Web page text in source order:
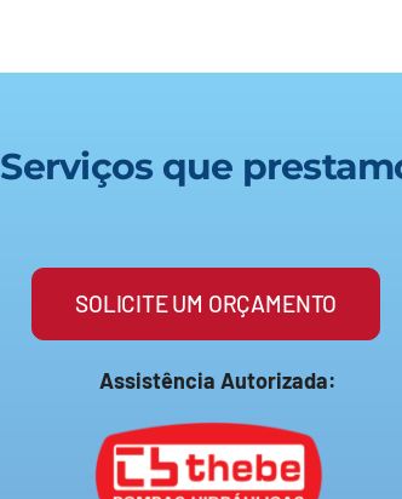
Serviços que
SOLICITE UM ORÇAMENTO
Assistência Autorizada: